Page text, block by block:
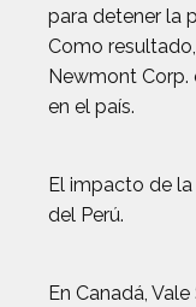
para detener la
Como
Newmont Corp.
en el país.
El impacto de
del Perú.
En Canadá,